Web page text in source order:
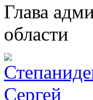
Глава
области